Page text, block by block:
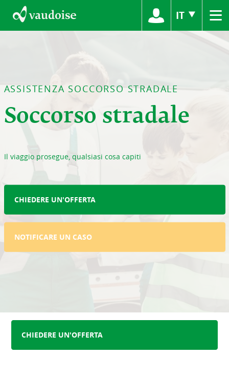
IT ≡
ASSISTENZA SOCCORSO STRADALE
Soccorso stradale
Il viaggio prosegue, qualsiasi cosa capiti
CHIEDERE UN'OFFERTA
NOTIFICARE UN CASO
CHIEDERE UN'OFFERTA